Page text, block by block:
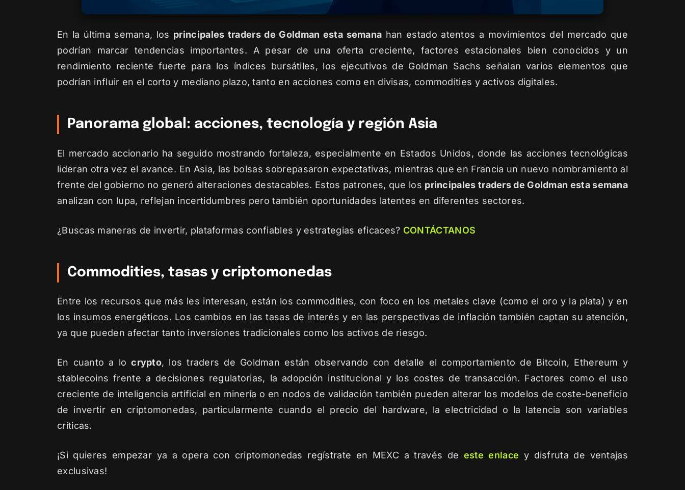
En la última semana, los principales traders de Goldman esta semana han estado atentos a movimientos del mercado que
podrían marcar tendencias importantes. A pesar de una oferta creciente, factores estacionales bien conocidos y un
rendimiento reciente fuerte para los índices bursátiles, los ejecutivos de Goldman Sachs señalan varios elementos que
podrían influir en el corto y mediano plazo, tanto en acciones como en divisas, commodities y activos digitales.
Panorama global: acciones, tecnología y región Asia
El mercado accionario ha seguido mostrando fortaleza, especialmente en Estados Unidos, donde las acciones tecnológicas
lideran otra vez el avance. En Asia, las bolsas sobrepasaron expectativas, mientras que en Francia un nuevo nombramiento al
frente del gobierno no generó alteraciones destacables. Estos patrones, que los principales traders de Goldman esta semana
analizan con lupa, reflejan incertidumbres pero también oportunidades latentes en diferentes sectores.
¿Buscas maneras de invertir, plataformas confiables y estrategias eficaces? CONTÁCTANOS
Commodities, tasas y criptomonedas
Entre los recursos que más les interesan, están los commodities, con foco en los metales clave (como el oro y la plata) y en
los insumos energéticos. Los cambios en las tasas de interés y en las perspectivas de inflación también captan su atención,
ya que pueden afectar tanto inversiones tradicionales como los activos de riesgo.
En cuanto a locrypto, los traders de Goldman están observando con detalle el comportamiento de Bitcoin, Ethereum y
stablecoins frente a decisiones regulatorias, la adopción institucional y los costes de transacción. Factores como el uso
creciente de inteligencia artificial en minería o en nodos de validación también pueden alterar los modelos de coste-beneficio
de invertir en criptomonedas, particularmente cuando el precio del hardware, la electricidad o la latencia son variables
críticas.
¡Si quieres empezar ya a opera con criptomonedas regístrate en MEXC a través de este enlace y disfruta de ventajas
exclusivas!